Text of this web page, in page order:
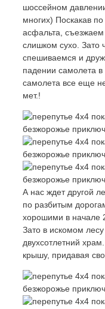
шоссейном
многих) Поскакав
асфальта,
слишком сухо. Зато
спешиваемся и
падении самолета
самолета все еще
мет.!
А нас ждет другой
по разбитым
хорошими в начале
Зато в искомом
двухсотлетний
крышу, придавая